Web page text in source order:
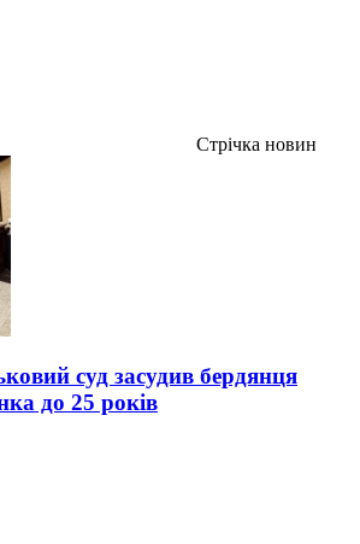
Стрічка новин
суд засудив бердянця
до 25 років